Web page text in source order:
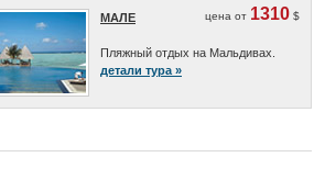
МАЛЕ цена от 1310 $
Пляжный отдых на Мальдивах.
детали тура »